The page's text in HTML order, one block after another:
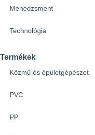
Menedzsment
Technológia
Termékek
Közmű és épületgépészet
PVC
PP